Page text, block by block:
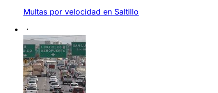
Multas por velocidad en Saltillo